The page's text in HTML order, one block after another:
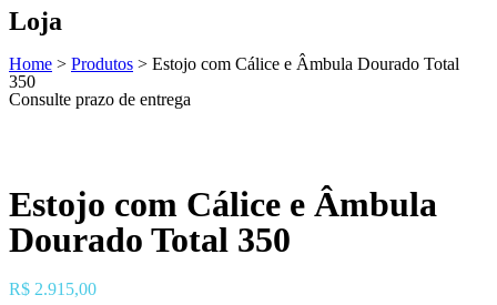
Loja
Home > Produtos > Estojo com Cálice e Âmbula Dourado Total
350
Consulte prazo de entrega
Estojo com Cálice e Âmbula
Dourado Total 350
R$ 2.915,00